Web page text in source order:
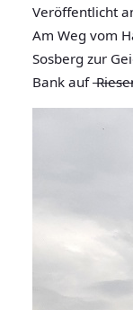
Veröffentlicht
Am Weg vom
Sosberg zur
Bank auf